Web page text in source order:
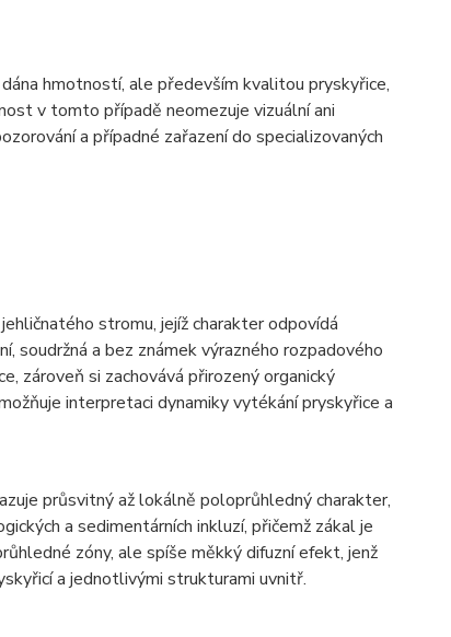
hmotností, ale především kvalitou pryskyřice,
v tomto případě neomezuje vizuální ani
a případné zařazení do specializovaných
stromu, jejíž charakter odpovídá
soudržná a bez známek výrazného rozpadového
zároveň si zachovává přirozený organický
interpretaci dynamiky vytékání pryskyřice a
průsvitný až lokálně poloprůhledný charakter,
a sedimentárních inkluzí, přičemž zákal je
zóny, ale spíše měkký difuzní efekt, jenž
a jednotlivými strukturami uvnitř.